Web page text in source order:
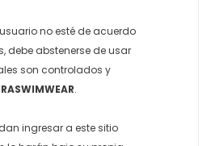
no esté de acuerdo
debe abstenerse de usar
son controlados y
.
ingresar a este sitio